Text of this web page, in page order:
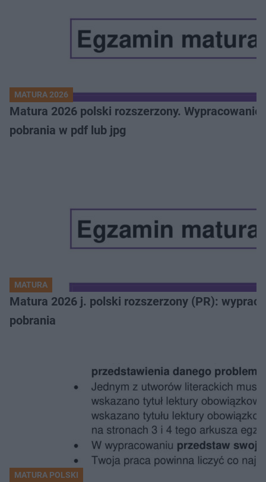
MATURA 2026
Matura 2026 polski rozszerzony.
pobrania w pdf lub jpg
MATURA
Matura 2026 j. polski rozszerzony (PR):
pobrania
MATURA POLSKI